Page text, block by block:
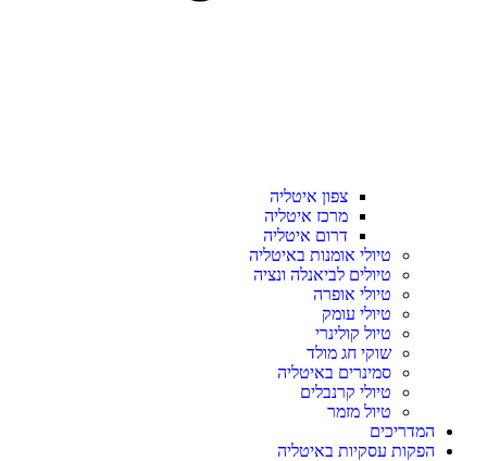
צפון איטליה
מרכז איטליה
דרום איטליה
טיולי אומנות באיטליה
טיולים לביאנלה ונציה
טיולי אופרה
טיולי עומק
טיול קולינרי
שוקי חג מולד
סמינרים באיטליה
טיולי קרנבלים
טיול מזמר
המדריכים
הפקות עסקיות באיטליה